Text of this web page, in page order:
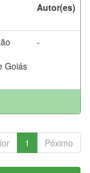
Autor(es)
Goiás
-
1 Póximo